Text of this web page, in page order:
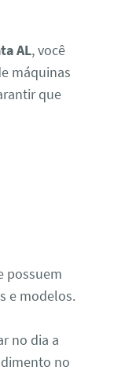
AL, você
máquinas
que
possuem
e modelos.
no dia a
no